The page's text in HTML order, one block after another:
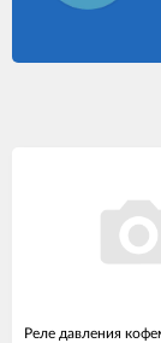
Реле давления